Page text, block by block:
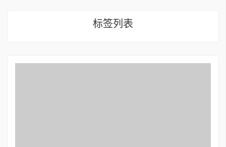
标签列表